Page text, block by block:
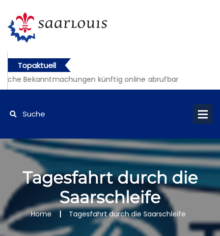
Topaktuell
Bekanntmachungen künftig online abrufbar
Tagesfahrt durch die
Saarschleife
Home Tagesfahrt durch die Saarschleife